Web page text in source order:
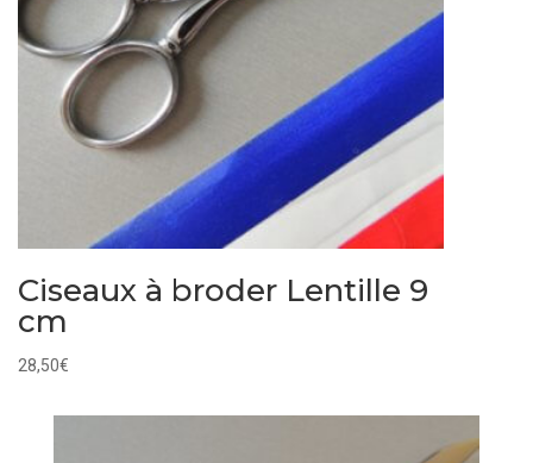
Ciseaux à broder Lentille 9
cm
28,50€